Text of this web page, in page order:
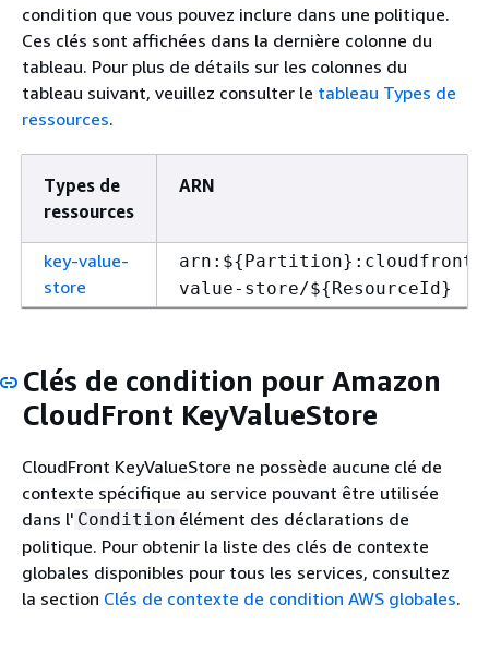
condition que vous pouvez inclure dans une politique.
Ces clés sont affichées dans la dernière colonne du
tableau. Pour plus de détails sur les colonnes du
tableau suivant, veuillez consulter le tableau Types de
ressources.
Types de
ressources
ARN
key-value-
store
arn:${
value-store/${ResourceId}
Clés de condition pour Amazon
CloudFront KeyValueStore
CloudFront KeyValueStore ne possède aucune clé de
contexte spécifique au service pouvant être utilisée
dans l' Condition élément des déclarations de
politique. Pour obtenir la liste des clés de contexte
globales disponibles pour tous les services, consultez
la section Clés de contexte de condition AWS globales.